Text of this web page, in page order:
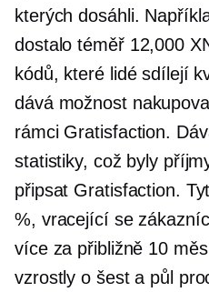
kterých dosáhli.
dostalo téměř 12,000
kódů, které lidé sdílejí
dává možnost
rámci Gratisfaction.
statistiky, což byly
připsat Gratisfaction.
%, vracející se
více za přibližně 10
vzrostly o šest a půl